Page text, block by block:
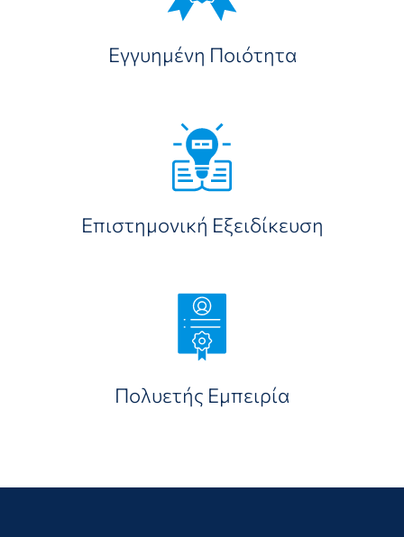
Εγγυημένη Ποιότητα
Επιστημονική Εξειδίκευση
Πολυετής Εμπειρία